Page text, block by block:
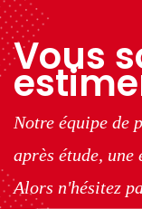
Vous
Notre équipe de
après étude,
Alors n'hésitez